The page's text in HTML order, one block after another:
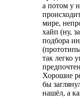
а потом у
мире,
хайп (ну,
подбора
так легко
Хорошие
бы
нашёл, а